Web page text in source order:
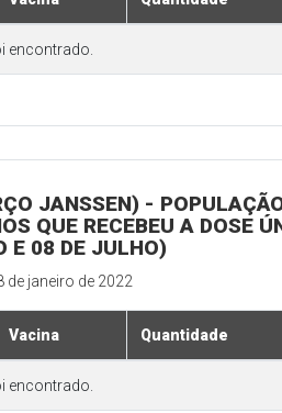
encontrado.
JANSSEN) -
QUE RECEBEU A DOSE
E 08 DE JULHO)
de janeiro de 2022
Vacina Quantidade
encontrado.